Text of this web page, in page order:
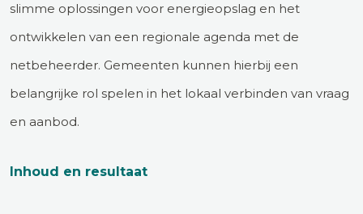
slimme oplossingen voor energieopslag en het
ontwikkelen van een regionale agenda met de
netbeheerder. Gemeenten kunnen hierbij een
belangrijke rol spelen in het lokaal verbinden van vraag
en aanbod.
Inhoud en resultaat